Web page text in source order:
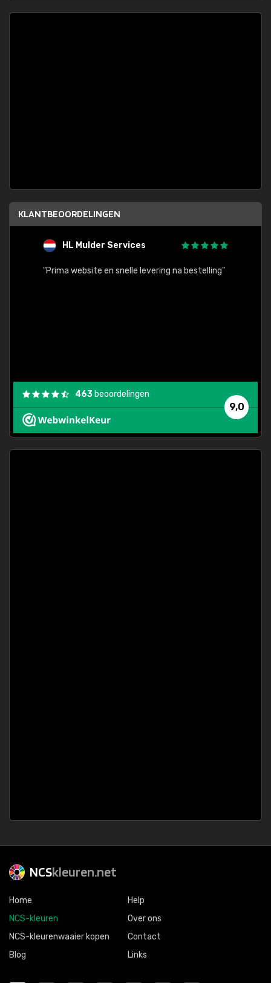
KLANTBEOORDELINGEN
HL Mulder Services
"Prima website en snelle levering na bestelling"
9,0
463 beoordelingen
NCSkleuren.net
Home
NCS-kleuren
NCS-kleurenwaaier kopen
Blog
Help
Over ons
Contact
Links